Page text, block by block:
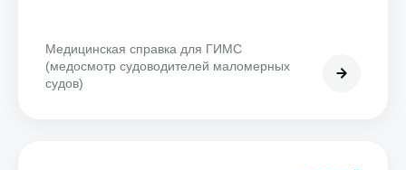
Медицинская справка для ГИМС
(медосмотр судоводителей маломерных
судов)